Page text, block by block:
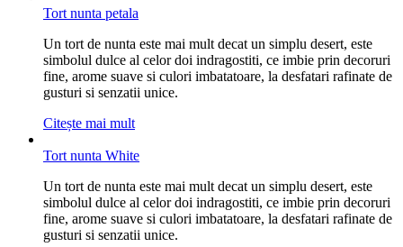
Tort nunta petala
Un tort de nunta este mai mult decat un simplu desert, este
simbolul dulce al celor doi indragostiti, ce imbie prin decoruri
fine, arome suave si culori imbatatoare, la desfatari rafinate de
gusturi si senzatii unice.
Citește mai mult
Tort nunta White
Un tort de nunta este mai mult decat un simplu desert, este
simbolul dulce al celor doi indragostiti, ce imbie prin decoruri
fine, arome suave si culori imbatatoare, la desfatari rafinate de
gusturi si senzatii unice.